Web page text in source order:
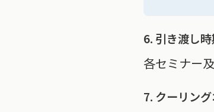
6. 引き渡し
各セミナー
7. クーリン